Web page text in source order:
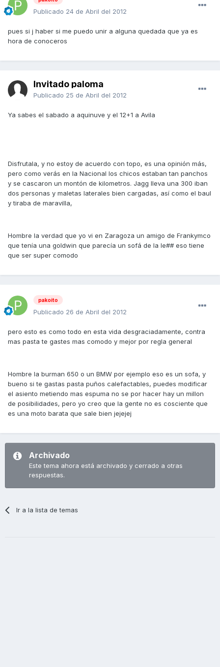
Publicado 24 de Abril del 2012
pues si j haber si me puedo unir a alguna quedada que ya es
hora de conoceros
Invitado paloma
Publicado 25 de Abril del 2012
Ya sabes el sabado a aquinuve y el 12+1 a Avila
Disfrutala, y no estoy de acuerdo con topo, es una opinión más,
pero como verás en la Nacional los chicos estaban tan panchos
y se cascaron un montón de kilometros. Jagg lleva una 300 iban
dos personas y maletas laterales bien cargadas, así como el baul
y tiraba de maravilla,
Hombre la verdad que yo vi en Zaragoza un amigo de Frankymco
que tenía una goldwin que parecía un sofá de la le## eso tiene
que ser super comodo
pakoito
Publicado 26 de Abril del 2012
pero esto es como todo en esta vida desgraciadamente, contra
mas pasta te gastes mas comodo y mejor por regla general
Hombre la burman 650 o un BMW por ejemplo eso es un sofa, y
bueno si te gastas pasta puños calefactables, puedes modificar
el asiento metiendo mas espuma no se por hacer hay un millon
de posibilidades, pero yo creo que la gente no es cosciente que
es una moto barata que sale bien jejejej
Archivado
Este tema ahora está archivado y cerrado a otras
respuestas.
Ir a la lista de temas